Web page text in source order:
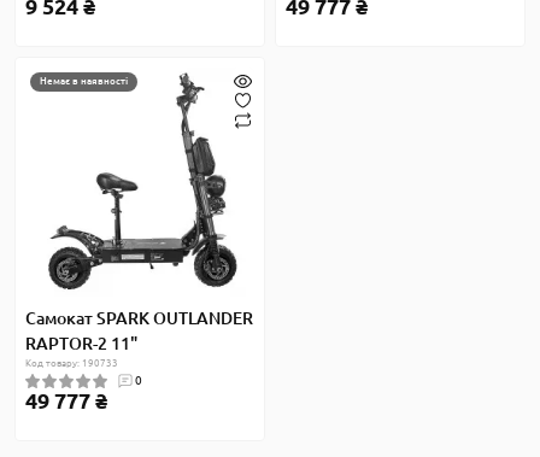
9 524 ₴ 49 777 ₴
Немає в наявності
Самокат SPARK OUTLANDER
RAPTOR-2 11"
Код товару: 190733
0
49 777 ₴